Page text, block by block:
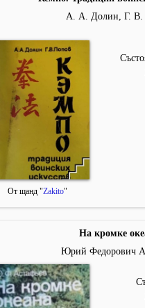
А. А. Долин, Г. В.
От щанд "Zakito"
На кромке
Юрий Федорович